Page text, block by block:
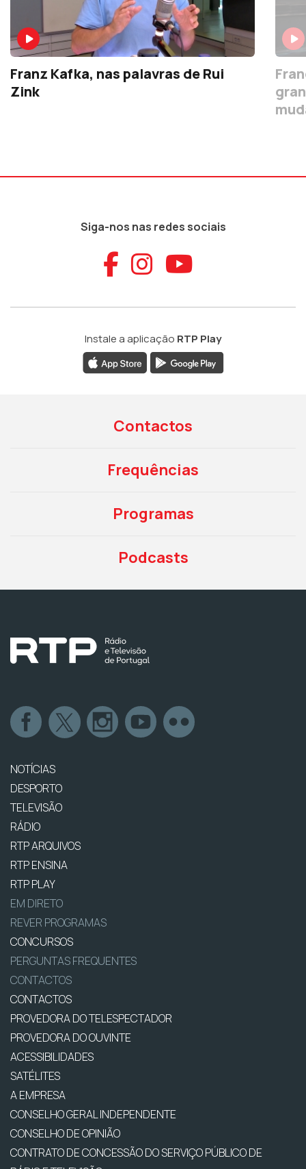
Franz Kafka, nas palavras de Rui
Zink
Siga-nos nas redes sociais
Aceder ao
Aceder ao
Aceder
Instale a aplicação RTP Play
Contactos
Frequências
Programas
Podcasts
NOTÍCIAS
DESPORTO
TELEVISÃO
RÁDIO
RTP ARQUIVOS
RTP ENSINA
RTP PLAY
EM DIRETO
REVER PROGRAMAS
CONCURSOS
PERGUNTAS FREQUENTES
CONTACTOS
CONTACTOS
PROVEDORA DO TELESPECTADOR
PROVEDORA DO OUVINTE
ACESSIBILIDADES
SATÉLITES
A EMPRESA
CONSELHO GERAL INDEPENDENTE
CONSELHO DE OPINIÃO
CONTRATO DE CONCESSÃO DO SERVIÇO PÚBLICO DE